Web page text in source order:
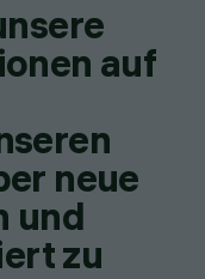
auf
neue
und
zu